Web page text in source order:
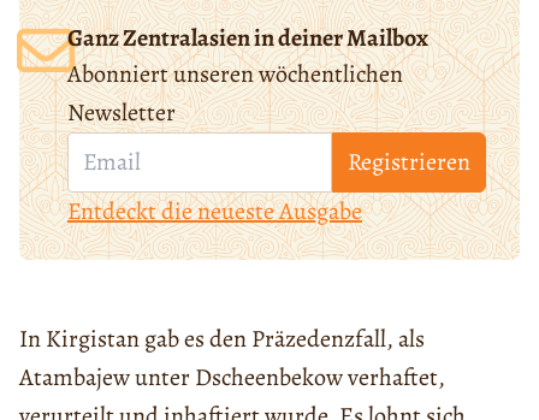
Ganz Zentralasien in deiner Mailbox
Abonniert unseren wöchentlichen
Newsletter
Registrieren
Entdeckt die neueste Ausgabe
In Kirgistan gab es den Präzedenzfall, als
Atambajew unter Dscheenbekow verhaftet,